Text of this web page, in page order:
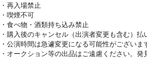
・再入場禁止
・喫煙不可
・ 食べ物・酒類持ち込み禁止
・購入後のキャンセル（出演者変更も含む）
・公演時間は急遽変更になる可能性がございま
・オークション等の出品はご遠慮ください。発